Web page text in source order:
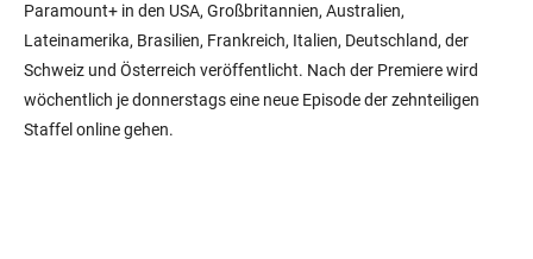
Paramount+ in den USA, Großbritannien, Australien,
Lateinamerika, Brasilien, Frankreich, Italien, Deutschland, der
Schweiz und Österreich veröffentlicht. Nach der Premiere wird
wöchentlich je donnerstags eine neue Episode der zehnteiligen
Staffel online gehen.